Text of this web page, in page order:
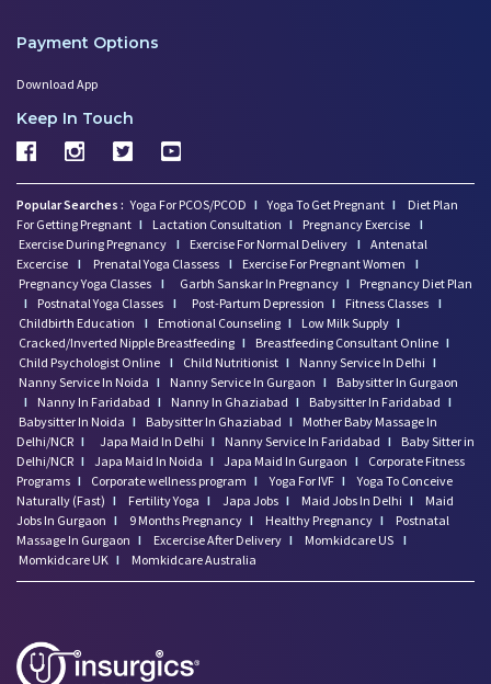
Payment Options
Download App
Keep In Touch
Popular Searches : Yoga For PCOS/PCOD I Yoga To Get Pregnant I
Diet Plan
For Getting Pregnant I Lactation Consultation I Pregnancy Exercise I
Exercise During Pregnancy I Exercise For Normal Delivery I Antenatal
Excercise I Prenatal Yoga Classess I Exercise For Pregnant Women
I
Pregnancy Yoga Classes I Garbh Sanskar In Pregnancy I
Pregnancy Diet Plan
I
Postnatal Yoga Classes I Post-Partum Depression I Fitness Classes I
Childbirth Education
I Emotional Counseling I Low Milk Supply I
Cracked/Inverted Nipple Breastfeeding I Breastfeeding Consultant Online I
Child Psychologist Online I Child Nutritionist I Nanny Service In Delhi I
Nanny Service In Noida I Nanny Service In Gurgaon I
Babysitter In Gurgaon
I
Nanny In Faridabad I Nanny In Ghaziabad I Babysitter In Faridabad I
Babysitter In Noida I Babysitter In Ghaziabad I
Mother Baby Massage In
Delhi/NCR I Japa Maid In Delhi I Nanny Service In Faridabad I
Baby Sitter in
Delhi/NCR I Japa Maid In Noida I Japa Maid In Gurgaon I
Corporate Fitness
Programs I Corporate wellness program I Yoga For IVF I
Yoga To Conceive
Naturally (Fast) I Fertility Yoga I Japa Jobs I Maid Jobs In Delhi I
Maid
Jobs In Gurgaon I 9 Months Pregnancy I Healthy Pregnancy I
Postnatal
Massage In Gurgaon I Excercise After Delivery I Momkidcare US I
Momkidcare UK I Momkidcare Australia